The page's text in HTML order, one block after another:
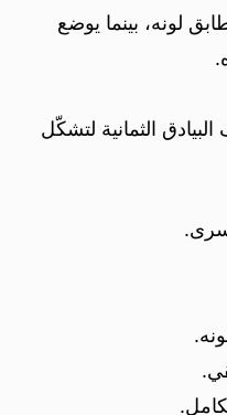
لونه، بينما يوضع
الثمانية لتشكّل